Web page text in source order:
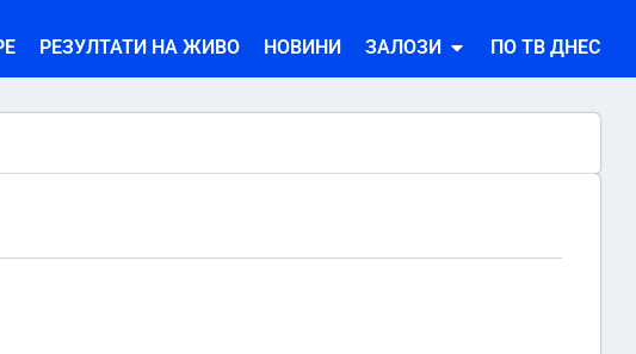
РЕЗУЛТАТИ НА ЖИВО НОВИНИ ЗАЛОЗИ ПО ТВ ДНЕС